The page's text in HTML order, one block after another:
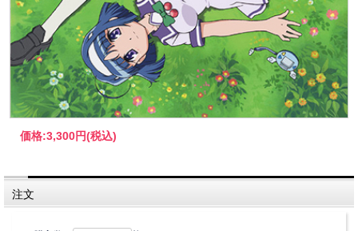
価格:3,300円(税込)
注文